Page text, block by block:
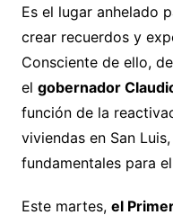
Es el lugar anhelado
crear recuerdos y
Consciente de ello,
el gobernador
función de la
viviendas en San
fundamentales para
Este martes, el